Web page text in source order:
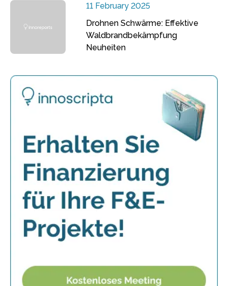
11 February 2025
Drohnen Schwärme: Effektive
Waldbrandbekämpfung
Neuheiten